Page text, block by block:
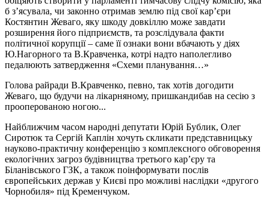
б з’ясувала, чи законно отримав землю під свої кар’єри
Костянтин Жеваго, яку шкоду довкіллю може завдати
розширення його підприємств, та розслідувала факти
політичної корупції – саме її ознаки вони вбачають у діях
Ю.Нагорного та В.Кравченка, котрі надто наполегливо
педалюють затвердження «Схеми планування…»
Голова райради В.Кравченко, певно, так хотів догодити
Жеваго, що будучи на лікарняному, пришкандибав на сесію з
прооперованою ногою...
Найближчим часом народні депутати Юрій Бублик, Олег
Сиротюк та Сергій Каплін хочуть скликати представницьку
науково-практичну конференцію з комплексного обговорення
екологічних загроз будівництва третього кар’єру та
Біланівського ГЗК, а також поінформувати послів
європейських держав у Києві про можливі наслідки «другого
Чорнобиля» під Кременчуком.